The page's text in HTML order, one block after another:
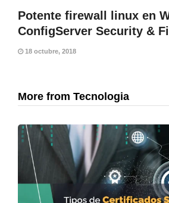
Potente firewall linux en
ConfigServer Security &
18 octubre, 2018
More from Tecnologia